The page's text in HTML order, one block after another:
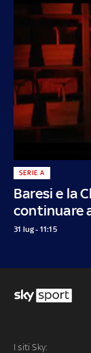
Baresi e la
continuare
SERIE A
31 lug - 11:15
I siti Sky: